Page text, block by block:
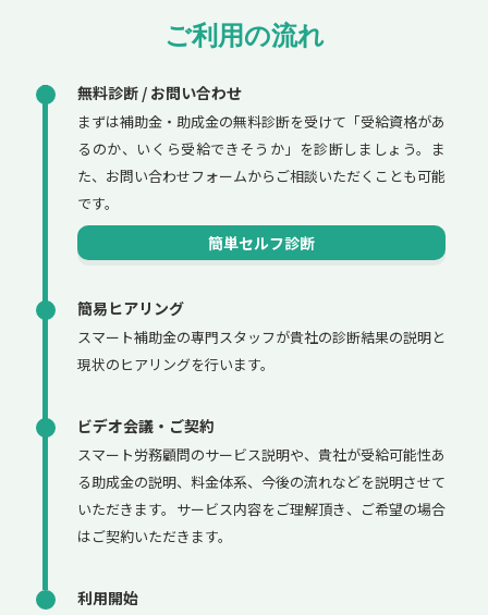
ご利用の流れ
無料診断 / お問い合わせ
まずは補助金・助成金の無料診断を受けて「受給資格があ
るのか、いくら受給できそうか」を診断しましょう。ま
た、お問い合わせフォームからご相談いただくことも可能
です。
簡単セルフ診断
簡易ヒアリング
スマート補助金の専門スタッフが貴社の診断結果の説明と
現状のヒアリングを行います。
ビデオ会議・ご契約
スマート労務顧問のサービス説明や、貴社が受給可能性あ
る助成金の説明、料金体系、今後の流れなどを説明させて
いただきます。サービス内容をご理解頂き、ご希望の場合
はご契約いただきます。
利用開始